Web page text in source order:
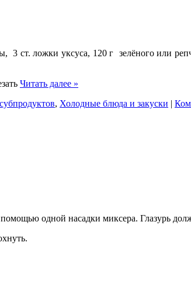
3 ст. ложки уксуса, 120 г зелёного или
Читать далее »
, Холодные блюда и закуски |
одной насадки миксера. Глазурь